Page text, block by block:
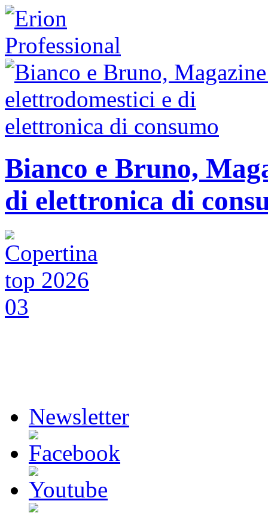
Bianco e Bruno,
di elettronica di
Newsletter